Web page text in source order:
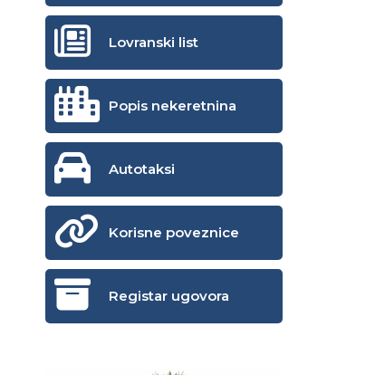
Lovranski list
Popis nekeretnina
Autotaksi
Korisne poveznice
Registar ugovora